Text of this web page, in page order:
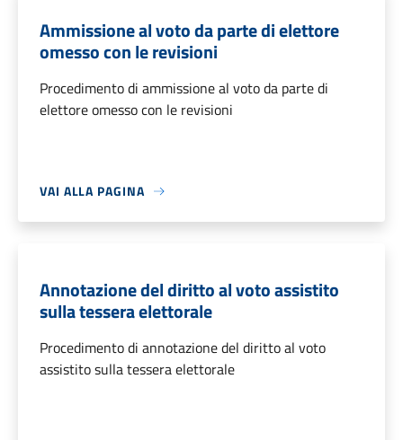
Ammissione al voto da parte di elettore
omesso con le revisioni
Procedimento di ammissione al voto da parte di
elettore omesso con le revisioni
VAI ALLA PAGINA
Annotazione del diritto al voto assistito
sulla tessera elettorale
Procedimento di annotazione del diritto al voto
assistito sulla tessera elettorale